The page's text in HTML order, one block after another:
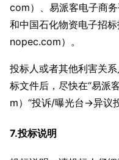
com）、易派客电子商
和中国石化物资电子招
nopec.com）。
投标人或者其他利害关
标文件后，尽快在“易
m）“投诉/曝光台→异议
7.投标说明